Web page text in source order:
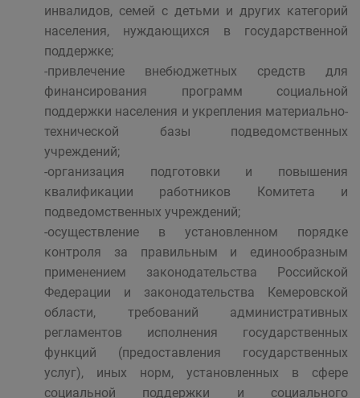
инвалидов, семей с детьми и других категорий
населения, нуждающихся в государственной
поддержке;
-привлечение внебюджетных средств для
финансирования программ социальной
поддержки населения и укрепления материально-
технической базы подведомственных
учреждений;
-организация подготовки и повышения
квалификации работников Комитета и
подведомственных учреждений;
-осуществление в установленном порядке
контроля за правильным и единообразным
применением законодательства Российской
Федерации и законодательства Кемеровской
области, требований административных
регламентов исполнения государственных
функций (предоставления государственных
услуг), иных норм, установленных в сфере
социальной поддержки и социального